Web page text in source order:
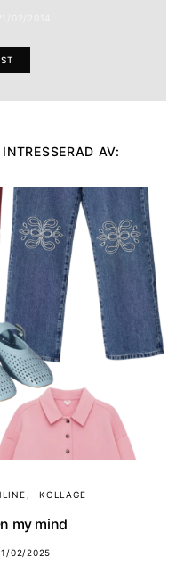
AV:
KOLLAGE
my mind
02/2025